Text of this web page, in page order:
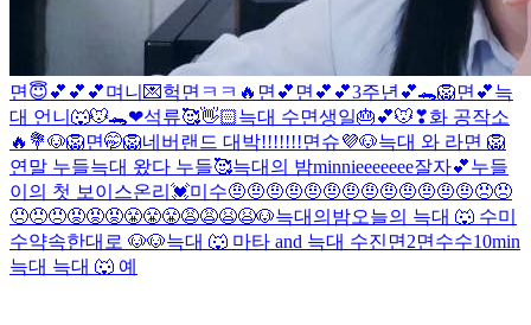
면😇💕💕💕며니💌헉 면ㅋㅋ🔥 면💕 면💕💕3주년💕🐊🦁면💕늑
대 언니🐺🐭🐊❤석류🥰👋🏻늑대 수면생일🎂💕🐭❣화 공작소
🔥💐🐶🦁면🤭🦁네버랜드 대박!!!!!!!면슈💜🐶늑대 와 라면 🦁
연말 누들늑대 왔다 누들🥰늑대의 밤minnieeeeeee잘자💕누들
이의 첫 보이스온리💓미수🤨🤨🤨🤨🤨🤨🤨🤨🤨🤨🤨🤨🤨😠😠
😠😠😠😡😡😡😤😤😤😩😩😫😫🐶늑대의밤오늘의 늑대 🐺 수미
수약속한대로 🐶🐶늑대 🐺 마타 and 늑대 수진 면2면 수수10min
늑대 늑대 🐺 예